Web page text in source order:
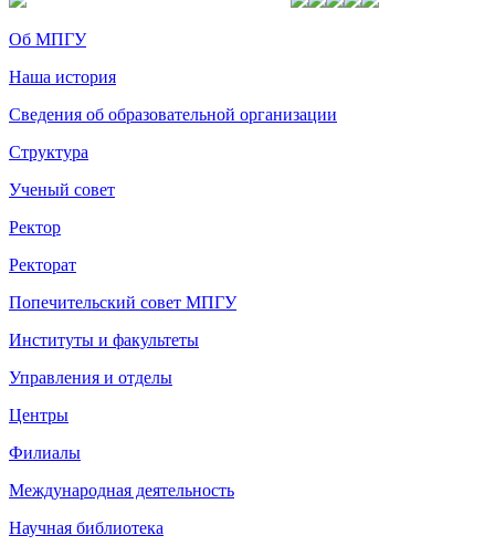
Об МПГУ
Наша история
Сведения об образовательной организации
Структура
Ученый совет
Ректор
Ректорат
Попечительский совет МПГУ
Институты и факультеты
Управления и отделы
Центры
Филиалы
Международная деятельность
Научная библиотека